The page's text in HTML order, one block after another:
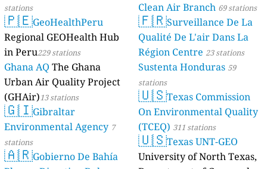
stations
🇵🇪GeoHealthPeru
Regional GEOHealth Hub
in Peru229 stations
Ghana AQ The Ghana
Urban Air Quality Project
(GHAir)13 stations
🇬🇮Gibraltar
Environmental Agency 7
stations
🇦🇷Gobierno De Bahía
Clean Air Branch 69 stations
🇫🇷Surveillance De La
Qualité De L'air Dans La
Région Centre 23 stations
Sustenta Honduras 59
stations
🇺🇸Texas Commission
On Environmental Quality
(TCEQ) 311 stations
🇺🇸Texas UNT-GEO
University of North Texas,